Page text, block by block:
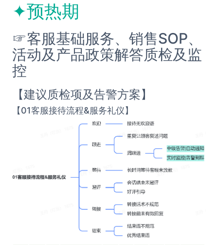
✦预热期
☞客服基础服务、销售SOP、
活动及产品政策解答质检及监
控
【建议质检项及告警方案】
【01客服接待流程&服务礼仪】